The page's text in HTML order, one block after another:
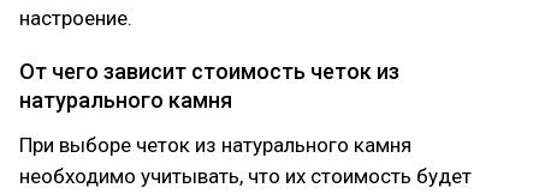
настроение.
От чего зависит стоимость четок из
натурального камня
При выборе четок из натурального камня
необходимо учитывать, что их стоимость будет